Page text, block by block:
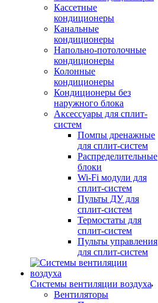
Кассетные
кондиционеры
Канальные
кондиционеры
Напольно-потолочные
кондиционеры
Колонные
кондиционеры
Кондиционеры без
наружного блока
Аксессуары для сплит-
систем
Помпы дренажные
для сплит-систем
Распределительные
блоки
Wi-Fi модули для
сплит-систем
Пульты ДУ для
сплит-систем
Термостаты для
сплит-систем
Пульты управления
для сплит-систем
Системы вентиляции воздуха
Вентиляторы